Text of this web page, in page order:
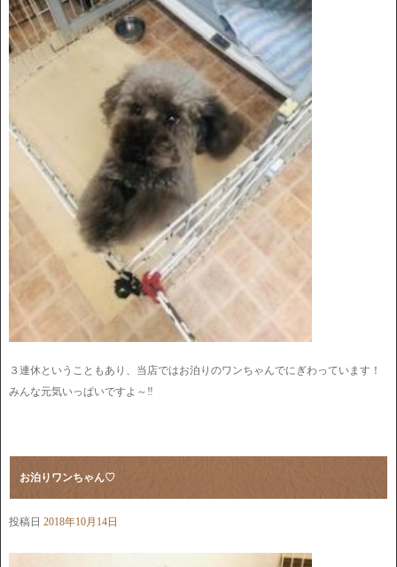
３連休ということもあり、当店ではお泊りのワンちゃんでにぎわっています！
みんな元気いっぱいですよ～‼
お泊りワンちゃん♡
投稿日 2018年10月14日